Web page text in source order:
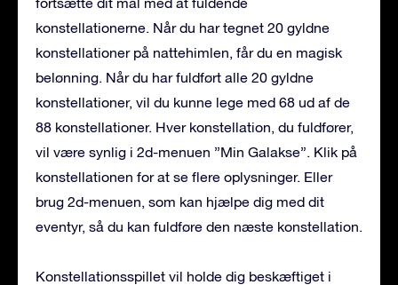
konstellationerne. Når du har tegnet 20 gyldne
konstellationer på nattehimlen, får du en magisk
belønning. Når du har fuldført alle 20 gyldne
konstellationer, vil du kunne lege med 68 ud af de
88 konstellationer. Hver konstellation, du fuldfører,
vil være synlig i 2d-menuen ”Min Galakse”. Klik på
konstellationen for at se flere oplysninger. Eller
brug 2d-menuen, som kan hjælpe dig med dit
eventyr, så du kan fuldføre den næste konstellation.
Konstellationsspillet vil holde dig beskæftiget i